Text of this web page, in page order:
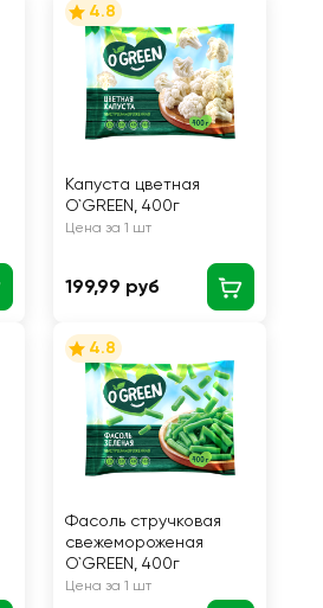
4.8
Капуста цветная
O`GREEN, 400г
Цена за 1 шт
199,99 руб
4.8
Фасоль стручковая
свежемороженая
O`GREEN, 400г
Цена за 1 шт